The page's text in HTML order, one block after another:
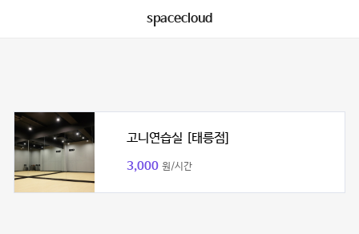
spacecloud
고니연습실 [태릉점]
3,000 원/시간